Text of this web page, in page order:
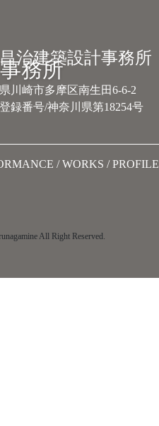
務所
治建築設計事務所
川崎市多摩区南生田6-6-2
録番号/神奈川県第18254号
WORKS PROFILE
All Right Reserved.